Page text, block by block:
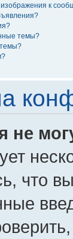
изображения к
темы?
не
что